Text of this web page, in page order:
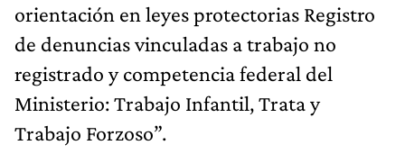
orientación en leyes protectorias Registro
de denuncias vinculadas a trabajo no
registrado y competencia federal del
Ministerio: Trabajo Infantil, Trata y
Trabajo Forzoso”.